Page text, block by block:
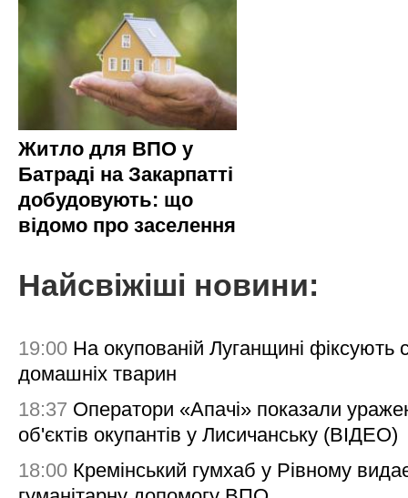
Житло для ВПО у
Батраді на Закарпатті
добудовують: що
відомо про заселення
Найсвіжіші новини:
19:00 На окупованій Луганщині фіксують
домашніх тварин
18:37 Оператори «Апачі» показали
об'єктів окупантів у Лисичанську (ВІДЕО)
18:00 Кремінський гумхаб у Рівному